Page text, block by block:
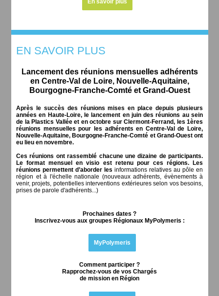
En savoir plus
EN SAVOIR PLUS
Lancement des réunions mensuelles adhérents
en Centre-Val de Loire, Nouvelle-Aquitaine,
Bourgogne-Franche-Comté et Grand-Ouest
Après le succès des réunions mises en place depuis plusieurs
années en Haute-Loire, le lancement en juin des réunions au sein
de la Plastics Vallée et en octobre sur Clermont-Ferrand, les 1ères
réunions mensuelles pour les adhérents en Centre-Val de Loire,
Nouvelle-Aquitaine, Bourgogne-Franche-Comté et Grand-Ouest ont
eu lieu en novembre.
Ces réunions ont rassemblé chacune une dizaine de participants.
Le format mensuel en visio est retenu pour ces régions. Les
réunions permettent d’aborder les informations relatives au pôle en
région et à l'échelle nationale (nouveaux adhérents, évènements à
venir, projets, potentielles interventions extérieures selon vos besoins,
prises de parole d'adhérents...)
Prochaines dates ?
Inscrivez-vous aux groupes Régionaux MyPolymeris :
MyPolymeris
Comment participer ?
Rapprochez-vous de vos Chargés
de mission en Région